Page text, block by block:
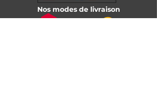
Nos modes de livraison